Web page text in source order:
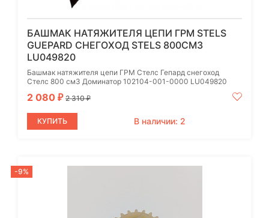
БАШМАК НАТЯЖИТЕЛЯ ЦЕПИ ГРМ STELS
GUEPARD СНЕГОХОД STELS 800СМ3
LU049820
Башмак натяжителя цепи ГРМ Стелс Гепард снегоход
Стелс 800 см3 Доминатор 102104-001-0000 LU049820
2 080 ₽ 2 310₽
КУПИТЬ В наличии: 2
-9%